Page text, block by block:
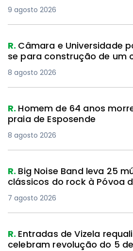
9 agosto 2026
R. Câmara e Universidade
se para construção de um
8 agosto 2026
R. Homem de 64 anos
praia de Esposende
8 agosto 2026
R. Big Noise Band leva 25
clássicos do rock à Póvoa
7 agosto 2026
R. Entradas de Vizela
celebram revolução do 5